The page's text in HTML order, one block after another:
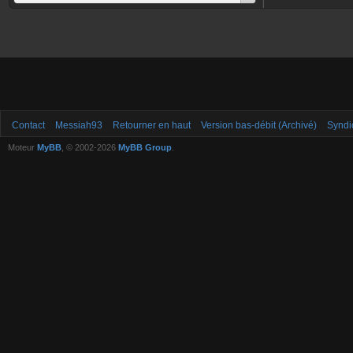
Contact Messiah93 Retourner en haut Version bas-débit (Archivé)
Moteur MyBB , © 2002-2026 MyBB Group